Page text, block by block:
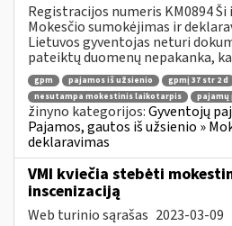
Registracijos numeris KM0894
Mokesčio sumokėjimas ir
Lietuvos gyventojas neturi
pateiktų duomenų nepakanka,
gpm pajamos iš užsienio
gpmį 37 str 2 d
nesutampa mokestinis laikotarpis
pajamų
žinyno kategorijos:Gyventojų
Pajamos, gautos iš užsienio »
deklaravimas
VMI kviečia stebėti
inscenizaciją
Web turinio sąrašas 2023-03-09